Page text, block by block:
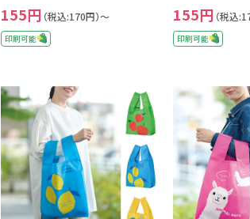
12
15
16
17
18
19
20
155円 （税込:170円）～
印刷可能
155円 （税込
印刷可能